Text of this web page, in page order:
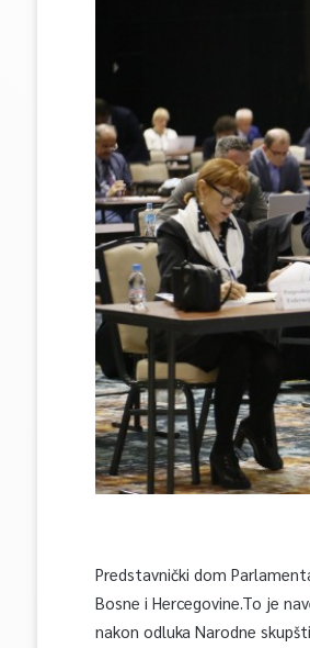
Predstavnički dom
Bosne i Hercegovine.To je
nakon odluka Narodne